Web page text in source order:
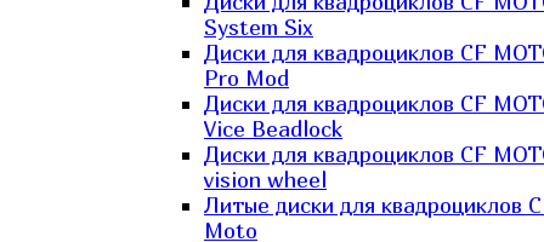
System Six
Диски для квадроциклов CF
Pro Mod
Диски для квадроциклов CF
Vice Beadlock
Диски для квадроциклов CF
vision wheel
Литые диски для квадроциклов
Moto